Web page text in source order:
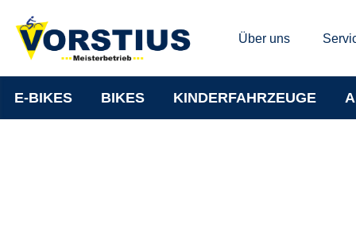
Über uns
E-BIKES BIKES KINDERFAHRZEUGE